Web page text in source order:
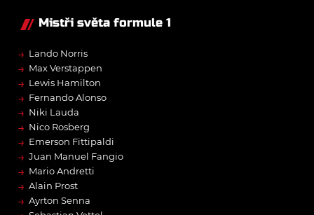
Mistři světa formule 1
→ Lando Norris
→ Max Verstappen
→ Lewis Hamilton
→ Fernando Alonso
→ Niki Lauda
→ Nico Rosberg
→ Emerson Fittipaldi
→ Juan Manuel Fangio
→ Mario Andretti
→ Alain Prost
→ Ayrton Senna